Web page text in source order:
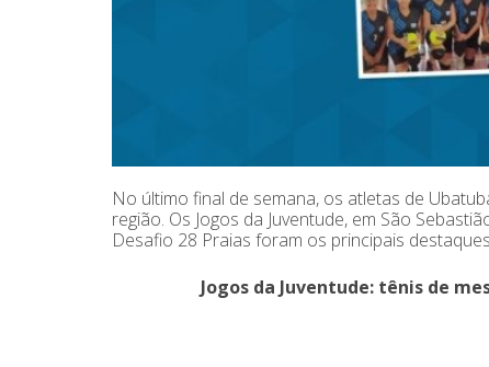
No último final de semana, os atletas de
região. Os Jogos da Juventude, em São
Desafio 28 Praias foram os principais
Jogos da Juventude: tênis de